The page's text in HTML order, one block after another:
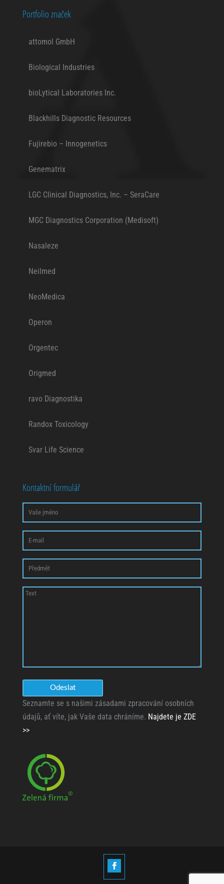
Portfolio značek
attomol GmbH
Biological Industries
bioLytical Laboratories Inc.
Blackhills Diagnostic Resources
Fujirebio – Innogenetics
Genematrix
LGC Clinical Diagnostics, Inc. – SeraCare
MGC Diagnostics Corporation (Medisoft)
Nasaleze
Neilmed
NeoMedica
Operon
Orgentec
Origmed
ravo Diagnostika
Randox Toxicology
Svar Life Science
Kontaktní formulář
Seznamte se s našimi zásadami zpracování osobních
údajů, ať víte, jak Vaše data chráníme. Najdete je ZDE
>>